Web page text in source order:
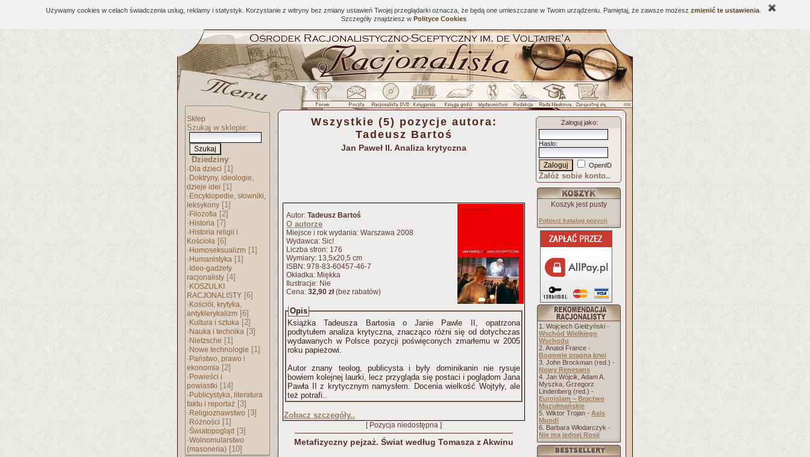
Używamy cookies w celach świadczenia usług, reklamy i statystyk. Korzystanie z witryny bez zmiany ustawień Twojej przeglądarki oznacza, że będą one umieszczane w Twoim urządzeniu. Pamiętaj, że zawsze możesz zmienić te ustawienia
Szczegóły znajdziesz w Polityce Cookies
Sklep
Szukaj w sklepie:
Dziedziny:
· Dla dzieci [1]
· Doktryny, ideologie,
dzieje idei [1]
· Encyklopedie, słowniki,
leksykony [1]
· Filozofia [2]
· Historia [7]
· Historia religii i
Kościoła [6]
· Homoseksualizm [1]
· Humanistyka [1]
· Ideo-gadżety
racjonalisty [4]
· KOSZULKI
RACJONALISTY [6]
· Kościół, krytyka,
antyklerykalizm [6]
· Kultura i sztuka [2]
· Nauka i technika [3]
· Nietzsche [1]
· Nowe technologie [1]
· Państwo, prawo i
ekonomia [2]
· Powieści i
powiastki [14]
· Publicystyka, literatura
faktu i reportaż [3]
· Religioznawstwo [3]
· Różności [1]
·Światopogląd [3]
·Wolnomularstwo
(masoneria) [10]
Wszystkie (5) pozycje autora:
Tadeusz Bartoś
Jan Paweł II. Analiza krytyczna
Autor: Tadeusz Bartoś
O autorze
Miejsce i rok wydania: Warszawa 2008
Wydawca: Sic!
Liczba stron: 176
Wymiary: 13,5x20,5 cm
ISBN: 978-83-60457-46-7
Okładka: Miękka
Ilustracje: Nie
Cena: 32,90 zł(bez rabatów)
Opis
Książka Tadeusza Bartosia o Janie Pawle II, opatrzona
podtytułem analiza krytyczna, znacząco różni się od dotychczas
wydawanych w Polsce pozycji poświęconych zmarłemu w 2005
roku papieżowi.
Autor znany teolog, publicysta i były dominikanin nie rysuje
bowiem kolejnej laurki, lecz przygląda się postaci i poglądom Jana
Pawła II z krytycznym namysłem. Docenia wielkość Wojtyły, ale
też potrafi..
Zobacz szczegóły..
[ Pozycja niedostępna ]
Metafizyczny pejzaż. Świat według Tomasza z Akwinu
Zaloguj jako:
Hasło:
OpenID
Załóż sobie konto..
Koszyk jest pusty
Pobierz katalog pozycji
1. Wojciech Giełżyński -
Wschód Wielkiego
Wschodu
2. Anatol France -
Bogowie pragną krwi
3. John Brockman (red.) -
Nowy Renesans
4. Jan Wójcik, Adam A.
Myszka, Grzegorz
Lindenberg (red.) -
Euroislam – Bractwo
Muzułmańskie
5. Wiktor Trojan - Axis
Mundi
6. Barbara Włodarczyk -
Nie ma jednej Rosji